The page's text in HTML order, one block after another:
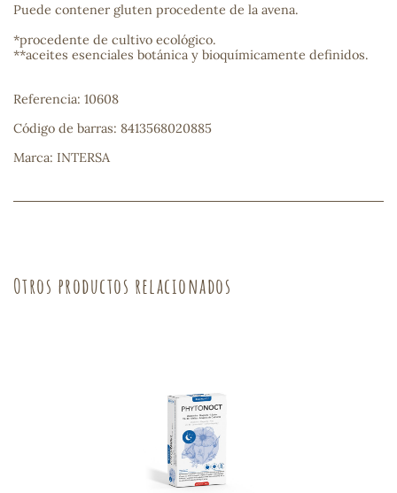
Puede contener gluten procedente de la avena.
*procedente de cultivo ecológico.
**aceites esenciales botánica y bioquímicamente definidos.
Referencia: 10608
Código de barras: 8413568020885
Marca: INTERSA
Otros productos relacionados